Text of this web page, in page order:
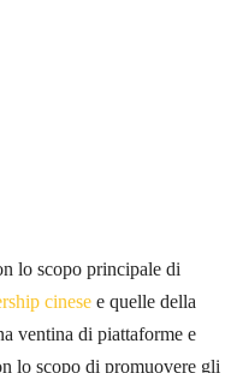
lo scopo principale di
cinese e quelle della
ventina di piattaforme e
lo scopo di promuovere gli